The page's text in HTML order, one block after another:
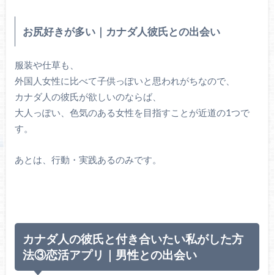
お尻好きが多い｜カナダ人彼氏との出会い
服装や仕草も、
外国人女性に比べて子供っぽいと思われがちなので、
カナダ人の彼氏が欲しいのならば、
大人っぽい、色気のある女性を目指すことが近道の1つで
す。
あとは、行動・実践あるのみです。
カナダ人の彼氏と付き合いたい私がした方
法③恋活アプリ｜男性との出会い